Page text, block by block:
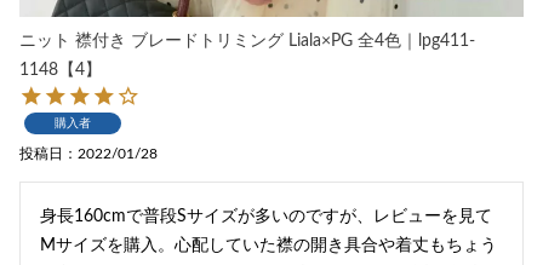
ニット 襟付き ブレードトリミング Liala×PG 全4色｜lpg411-
1148【4】
購入者
投稿日 2022/01/28
身長160cmで普段Sサイズが多いのですが、レビューを見て
Mサイズを購入。心配していた襟の開き具合や着丈もちょう